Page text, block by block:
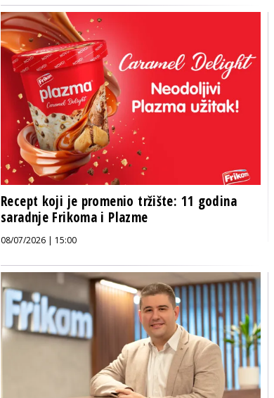
Recept koji je promenio tržište: 11 godina
saradnje Frikoma i Plazme
08/07/2026 | 15:00